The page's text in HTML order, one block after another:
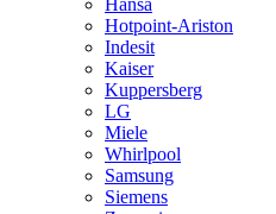
Hansa
Hotpoint-Ariston
Indesit
Kaiser
Kuppersberg
LG
Miele
Whirlpool
Samsung
Siemens